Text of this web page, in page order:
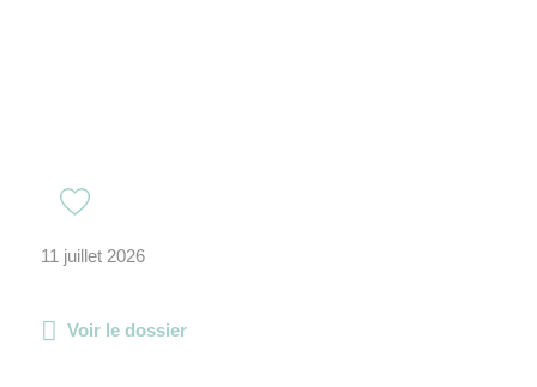
11 juillet 2026
Voir le dossier